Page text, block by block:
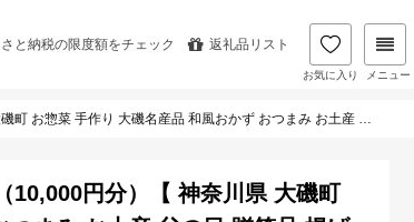
と納税の限度額をチェック 返礼品リスト
お気に入り メニュー
父の日 贈答品 揚げ物 母の日 ギフト お歳暮 食品 敬老の日 おかず 有名地元店 こだわり 大磯グルメ 】
円分）【 神奈川県 大磯町